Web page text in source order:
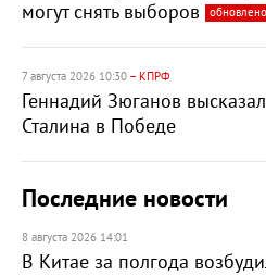
могут снять выборов
обновлено
7 августа 2026 10:30 – КПРФ
Геннадий Зюганов
Сталина в Победе
Последние новости
8 августа 2026 14:01
В Китае за полгода